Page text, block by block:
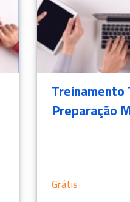
Treinamento
Preparação
Grátis